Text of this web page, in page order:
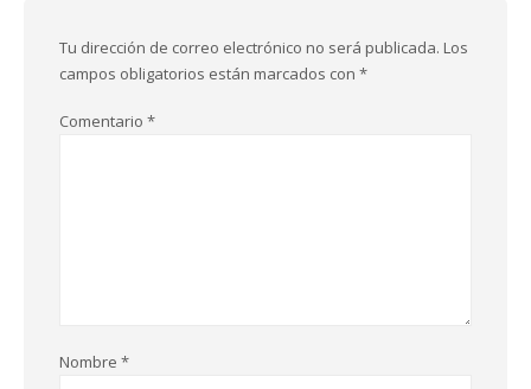
Tu dirección de correo electrónico no será publicada. Los
campos obligatorios están marcados con *
Comentario *
Nombre *